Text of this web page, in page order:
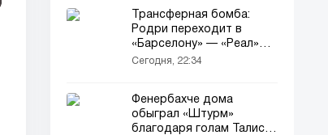
Трансферная бомба:
Родри переходит в
«Барселону» — «Реал»
вышел из борьбы
Сегодня, 22:34
Фенербахче дома
обыграл «Штурм»
благодаря голам Талиски